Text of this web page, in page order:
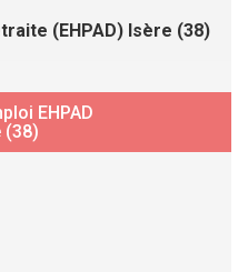
(EHPAD) Isère (38)
EHPAD
(38)